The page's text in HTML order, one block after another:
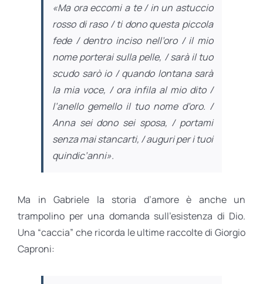
«Ma ora eccomi a te / in un astuccio
rosso di raso / ti dono questa piccola
fede / dentro inciso nell’oro / il mio
nome porterai sulla pelle, / sarà il tuo
scudo sarò io / quando lontana sarà
la mia voce, / ora infila al mio dito /
l’anello gemello il tuo nome d’oro. /
Anna sei dono sei sposa, / portami
senza mai stancarti, / auguri per i tuoi
quindic’anni».
Ma in Gabriele la storia d’amore è anche un
trampolino per una domanda sull’esistenza di Dio.
Una “caccia” che ricorda le ultime raccolte di Giorgio
Caproni: